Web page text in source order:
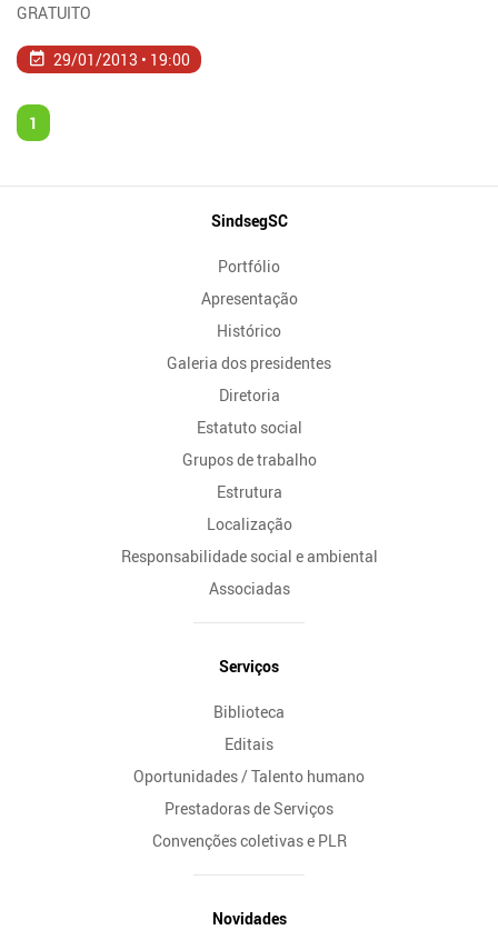
GRATUITO
29/01/2013 • 19:00
1
SindsegSC
Portfólio
Apresentação
Histórico
Galeria dos presidentes
Diretoria
Estatuto social
Grupos de trabalho
Estrutura
Localização
Responsabilidade social e ambiental
Associadas
Serviços
Biblioteca
Editais
Oportunidades / Talento humano
Prestadoras de Serviços
Convenções coletivas e PLR
Novidades